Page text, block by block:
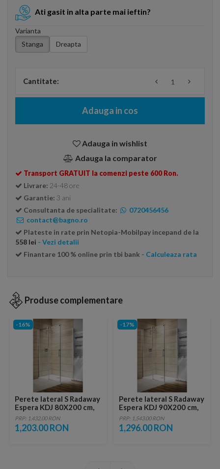
Ati gasit in alta parte mai ieftin?
Varianta
Stanga
Dreapta
Cantitate:
Adauga in cos
Adauga in wishlist
Adauga la comparator
Transport GRATUIT la comenzi peste 600 Ron.
Livrare: 24-48 ore
Garantie: 3 ani
Consultanta de specialitate:
0720456456
contact@bagno.ro
Plateste in rate prin Netopia-Mobilpay incepand de la
558 lei - Vezi detalii
Finantare 100 % online prin tbi bank - Calculeaza rata
Produse complementare
-16%
Perete lateral S Radaway
Espera KDJ 80X200 cm,
sticla transparenta
PRP: 1,432.00 RON
1,203.00 RON
-17%
Perete lateral S Radaway
Espera KDJ 90X200 cm,
sticla transparenta
PRP: 1,543.00 RON
1,296.00 RON